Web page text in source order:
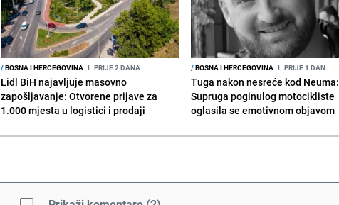
/BOSNA I HERCEGOVINA I PRIJE 2 DANA
Lidl BiH najavljuje masovno
zapošljavanje: Otvorene prijave za
1.000 mjesta u logistici i prodaji
/BOSNA I HERCEGOVINA I PRIJE 1 DAN
Tuga nakon nesreće kod Neuma:
Supruga poginulog motocikliste
oglasila se emotivnom objavom